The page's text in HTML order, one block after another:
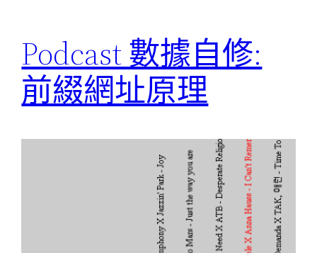
Podcast 數據自修:
前綴網址原理